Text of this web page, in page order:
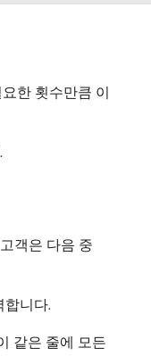
한 횟수만큼 이
객은 다음 중
합니다.
같은 줄에 모든